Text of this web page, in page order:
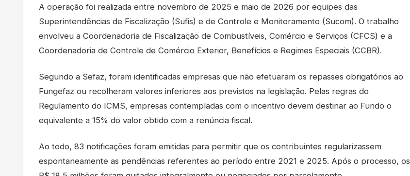
A operação foi realizada entre novembro de 2025 e maio de 2026 por equipes das
Superintendências de Fiscalização (Sufis) e de Controle e Monitoramento (Sucom). O trabalho
envolveu a Coordenadoria de Fiscalização de Combustíveis, Comércio e Serviços (CFCS) e a
Coordenadoria de Controle de Comércio Exterior, Benefícios e Regimes Especiais (CCBR).
Segundo a Sefaz, foram identificadas empresas que não efetuaram os repasses obrigatórios ao
Fungefaz ou recolheram valores inferiores aos previstos na legislação. Pelas regras do
Regulamento do ICMS, empresas contempladas com o incentivo devem destinar ao Fundo o
equivalente a 15% do valor obtido com a renúncia fiscal.
Ao todo, 83 notificações foram emitidas para permitir que os contribuintes regularizassem
espontaneamente as pendências referentes ao período entre 2021 e 2025. Após o processo, os